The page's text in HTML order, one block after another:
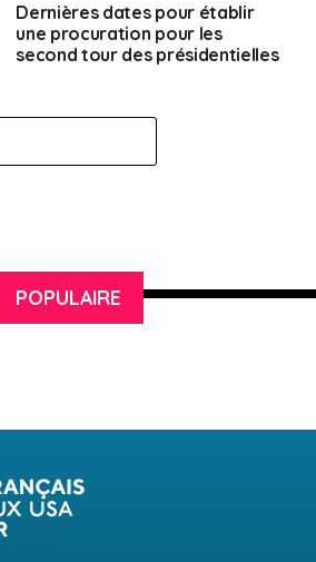
Dernières dates pour établir
une procuration pour les
second tour des présidentielles
POPULAIRE